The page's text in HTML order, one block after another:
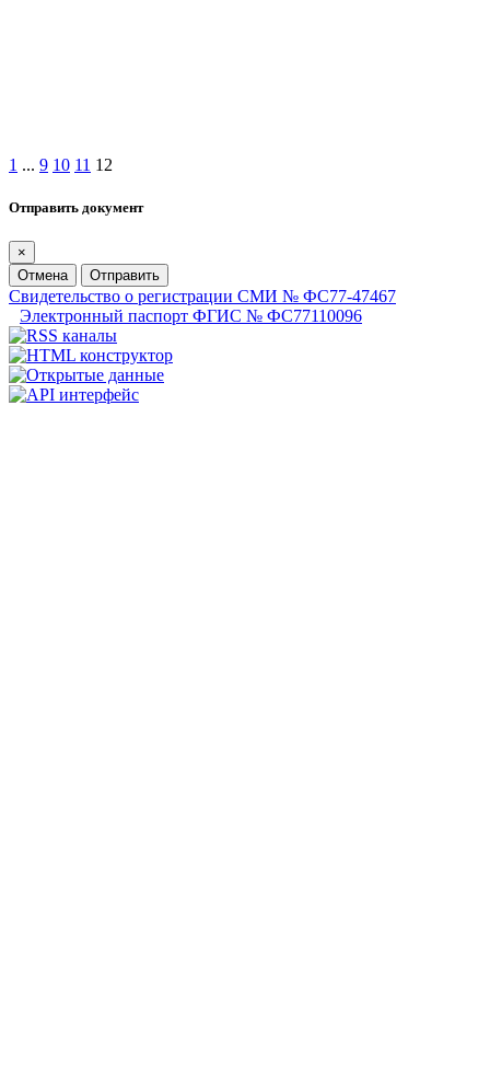
1 ... 9 10 11 12
Отправить документ
×
Отмена
Отправить
Свидетельство о регистрации СМИ № ФС77-47467
Электронный паспорт ФГИС № ФС77110096